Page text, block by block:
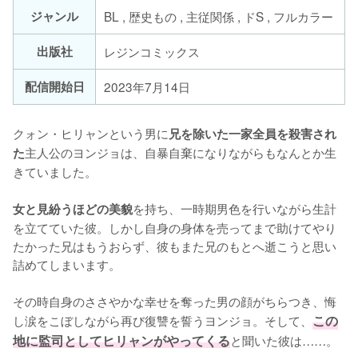
ジャンル
BL , 歴史もの , 主従関係 , ドS , フルカラー
出版社
レジンコミックス
配信開始日
2023年7月14日
クォン・ヒリャンという男に兄を除いた一家全員を殺害され
た主人公のヨンジョは、自暴自棄になりながらもなんとか生
きていました。
女と見紛うほどの美貌を持ち、一時期男色を行いながら生計
を立てていた彼。しかし自身の身体を売ってまで助けてやり
たかった兄はもうおらず、彼もまた兄のもとへ逝こうと思い
詰めてしまいます。
その時自身のささやかな幸せを奪った男の顔がちらつき、悔
し涙をこぼしながら再び復讐を誓うヨンジョ。そして、 この
地に監司としてヒリャンがやってくると聞いた彼は……。